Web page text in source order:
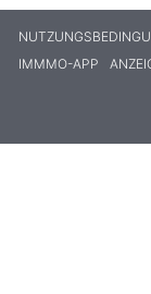
IMMMO-APP